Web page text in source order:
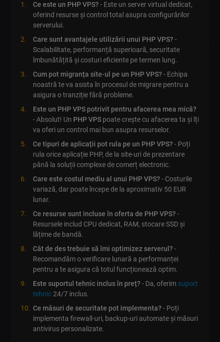
Ce este un PHP VPS?- Este un server virtual dedicat,
oferind resurse și control total asupra configurărilor
serverului.
Care sunt avantajele utilizării unui PHP VPS?-
Scalabilitate, performanță superioară, securitate
îmbunătățită și costuri eficiente pe termen lung.
Cum pot migranța site-ul pe un PHP VPS?- Echipa
noastră te va asista în procesul de migrare pentru a
asigura o tranziție fără probleme.
Este un PHP VPS potrivit pentru afacerea mea mică?
- Absolut! Un PHP VPS poate crește cu afacerea ta și îți
va oferi un control mai bun asupra resurselor.
Ce tipuri de aplicații pot rula pe un PHP VPS?- Poți
rula orice aplicație PHP, de la site-uri de prezentare
până la soluții complexe de comerț electronic.
Care este costul mediu al unui PHP VPS?- Costurile
variază, dar poate începe de la aproximativ 50 EUR
lunar.
Ce resurse sunt incluse în oferta de PHP VPS?-
Resursele includ CPU dedicat, RAM, stocare SSD și
lățime de bandă.
Cât de des trebuie să îmi optimizez serverul?-
Recomandăm o verificare lunară a performanței
pentru a te asigura că totul funcționează optim.
Este suportul tehnic inclus în preț?- Da, oferim suport
tehnic24/7 inclus.
Ce măsuri de securitate pot implementa?- Poți
implementa firewall-uri, backup-uri automate și măsuri
antivirus personalizate.